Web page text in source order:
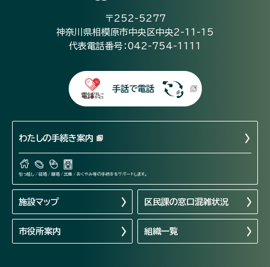
〒252-5277
神奈川県相模原市中央区中央2-11-15
代表電話番号：042-754-1111
手話で電話
わたしの手続き案内
引っ越し / 結婚 / 離婚 / 出産 / おくやみ等の手続きをサポートします。
施設マップ 区民課の窓口混雑状況
市役所案内 組織一覧